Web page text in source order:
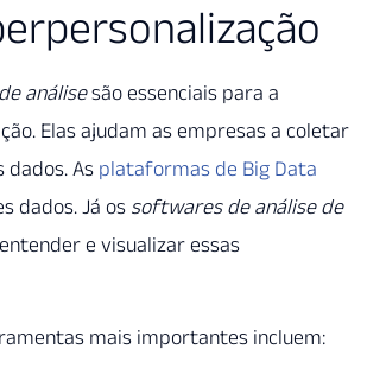
análisesão essenciais para a
Elas ajudam as empresas a coletar
dados. As plataformas de Big Data
dados. Já os softwares de análise de
e visualizar essas
mais importantes incluem: